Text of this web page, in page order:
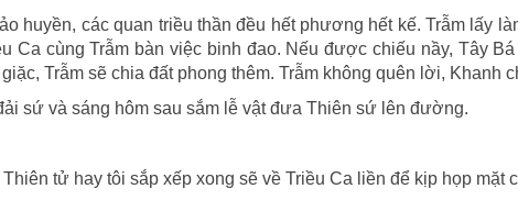
huyền, các quan triều thần đều hết phương hết kế. Trẫm lấy
Ca cùng Trẫm bàn việc binh đao. Nếu được chiếu nầy, Tây
Trẫm sẽ chia đất phong thêm. Trẫm không quên lời, Khanh
sứ và sáng hôm sau sắm lễ vật đưa Thiên sứ lên đường.
tử hay tôi sắp xếp xong sẽ về Triều Ca liền để kịp họp mặt